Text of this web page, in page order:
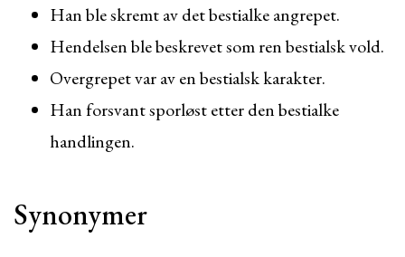
Han ble skremt av det bestialke angrepet.
Hendelsen ble beskrevet som ren bestialsk vold.
Overgrepet var av en bestialsk karakter.
Han forsvant sporløst etter den bestialke
handlingen.
Synonymer